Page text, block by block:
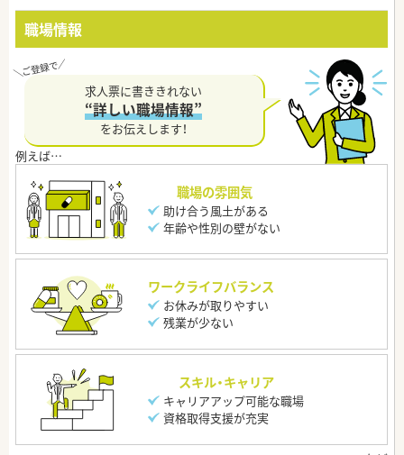
職場情報
求人票に書ききれない
“詳しい職場情報”
をお伝えします！
職場の雰囲気
助け合う風土がある
年齢や性別の壁がない
ワークライフバランス
お休みが取りやすい
残業が少ない
スキル・キャリア
キャリアアップ可能な職場
資格取得支援が充実